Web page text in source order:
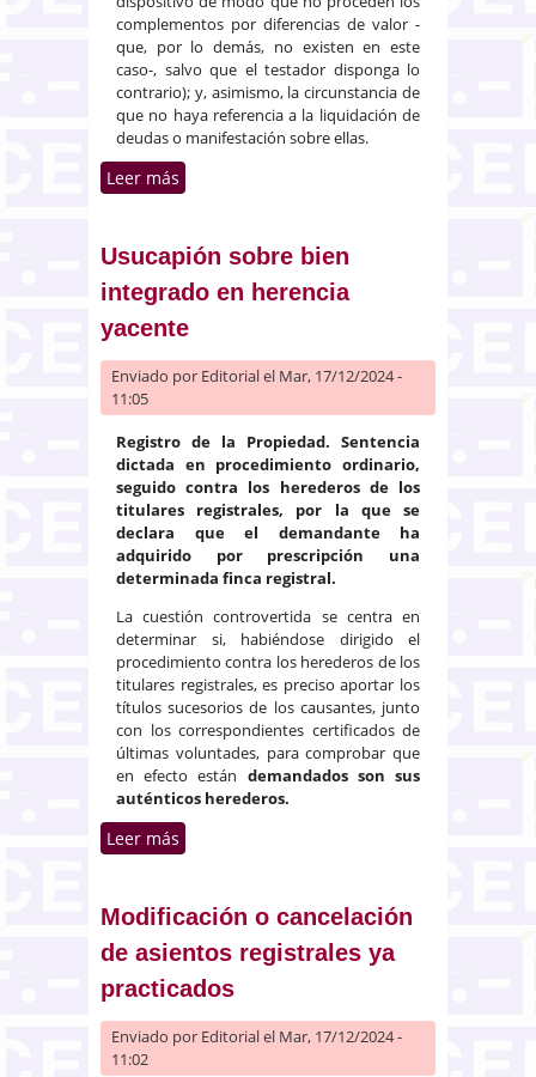
complementos por diferencias de valor -
que, por lo demás, no existen en este
caso-, salvo que el testador disponga lo
contrario); y, asimismo, la circunstancia de
que no haya referencia a la liquidación de
deudas o manifestación sobre ellas.
Leer más
Usucapión sobre bien
integrado en herencia
yacente
Enviado por Editorialel Mar, 17/12/2024 -
11:05
Registro de la Propiedad. Sentencia
dictada en procedimiento ordinario,
seguido contra los herederos de los
titulares registrales, por la que se
declara que el demandante ha
adquirido por prescripción una
determinada finca registral.
La cuestión controvertida se centra en
determinar si, habiéndose dirigido el
procedimiento contra los herederos de los
titulares registrales, es preciso aportar los
títulos sucesorios de los causantes, junto
con los correspondientes certificados de
últimas voluntades, para comprobar que
en efecto están demandados son sus
auténticos herederos.
Leer más
Modificación o cancelación
de asientos registrales ya
practicados
Enviado por Editorialel Mar, 17/12/2024 -
11:02